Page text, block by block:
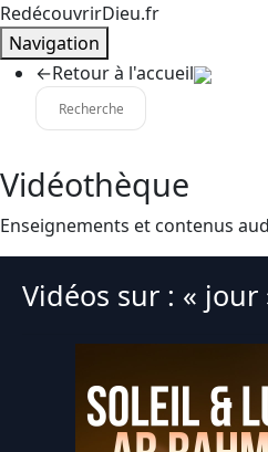
RedécouvrirDieu.fr
Navigation
←Retour à l'accueil
Vidéothèque
Enseignements et contenus
Vidéos sur : « jour